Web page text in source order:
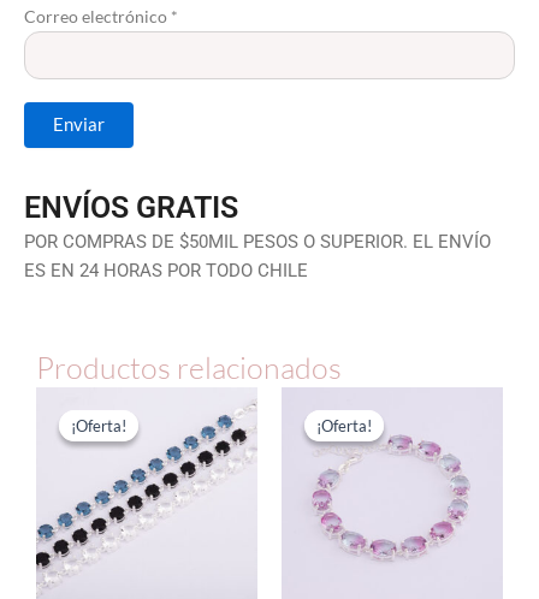
Correo electrónico *
ENVÍOS GRATIS
POR COMPRAS DE $50MIL PESOS O SUPERIOR. EL ENVÍO
ES EN 24 HORAS POR TODO CHILE
Productos relacionados
¡Oferta!
¡Oferta!
precio
original
$108.120.
actual
es:
$54.060.
¡Oferta!
¡Oferta!
precio
original
era:
actual
es:
$69.430.